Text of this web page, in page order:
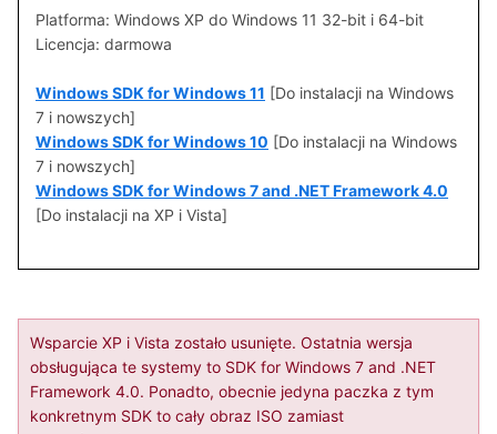
Platforma: Windows XP do Windows 11 32-bit i 64-bit
Licencja: darmowa
Windows SDK for Windows 11 [Do instalacji na Windows
7 i nowszych]
Windows SDK for Windows 10 [Do instalacji na Windows
7 i nowszych]
Windows SDK for Windows 7 and .NET Framework 4.0
[Do instalacji na XP i Vista]
Wsparcie XP i Vista zostało usunięte. Ostatnia wersja
obsługująca te systemy to SDK for Windows 7 and .NET
Framework 4.0. Ponadto, obecnie jedyna paczka z tym
konkretnym SDK to cały obraz ISO zamiast